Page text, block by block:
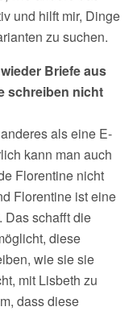
und hilft mir, Dinge
zu suchen.
Briefe aus
schreiben nicht
als eine E-
kann man auch
Florentine nicht
Florentine ist eine
Das schafft die
diese
wie sie sie
mit Lisbeth zu
dass diese